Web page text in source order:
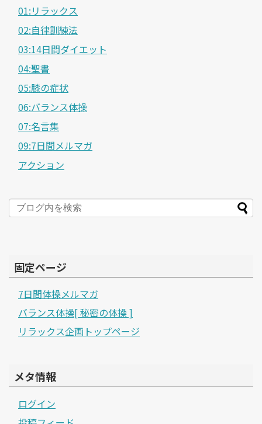
01:リラックス
02:自律訓練法
03:14日間ダイエット
04:聖書
05:膝の症状
06:バランス体操
07:名言集
09:7日間メルマガ
アクション
固定ページ
7日間体操メルマガ
バランス体操[ 秘密の体操 ]
リラックス企画トップページ
メタ情報
ログイン